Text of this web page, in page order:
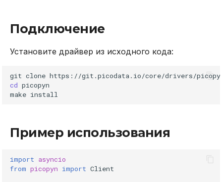
Использование журнала
аудита
Рекомендации по
Настройка Systemd
DROP USER
Подключение
Установите драйвер из исходного кода:
git clone
cd picopyn
make
Пример использования
import asyncio
from picopyn import Client